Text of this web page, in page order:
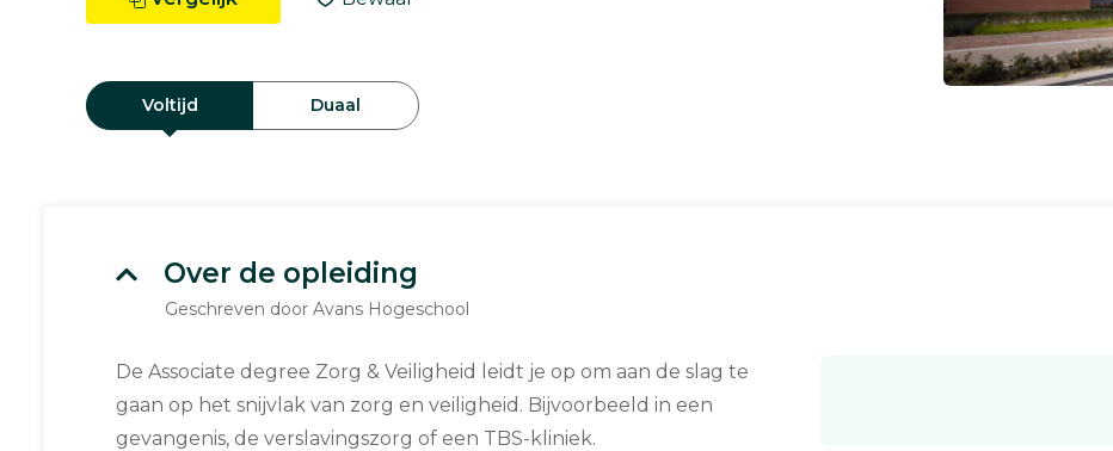
Voltijd Duaal
Over de opleiding
Geschreven door Avans Hogeschool
De Associate degree Zorg & Veiligheid leidt je op om aan de slag te
gaan op het snijvlak van zorg en veiligheid. Bijvoorbeeld in een
gevangenis, de verslavingszorg of een TBS-kliniek.